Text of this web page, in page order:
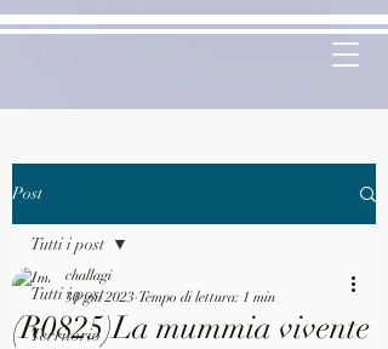
Post
Tutti i post
Territorio
Tutti i post
(R0825)La mummia vivente
challagi
30 giu 2023 Tempo di lettura: 1 min